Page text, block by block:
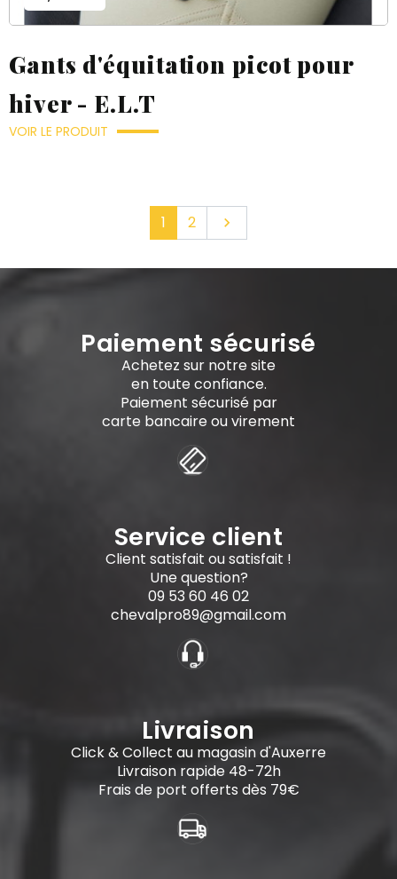
Gants d'équitation picot pour
hiver - E.L.T
VOIR LE PRODUIT
1 2 Suivant

Paiement sécurisé
Achetez sur notre site
en toute confiance.
Paiement sécurisé par
carte bancaire ou virement
Service client
Client satisfait ou satisfait !
Une question?
09 53 60 46 02
chevalpro89@gmail.com
Livraison
Click & Collect au magasin d'Auxerre
Livraison rapide 48-72h
Frais de port offerts dès 79€